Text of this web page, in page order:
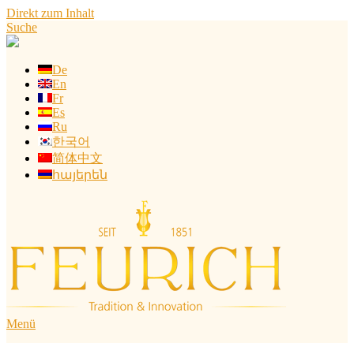
Direkt zum Inhalt
Suche
De
En
Fr
Es
Ru
한국어
简体中文
հայերեն
Menü